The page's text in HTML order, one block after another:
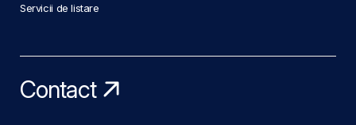
Servicii de listare
Contact